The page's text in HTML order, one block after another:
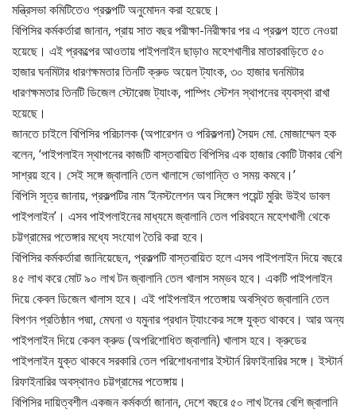
মন্ত্রিসভা কমিটিতেও প্রকল্পটি অনুমোদন করা হয়েছে।
বিপিসির কর্মকর্তারা জানান, প্রায় সাত বছর পরীক্ষা-নিরীক্ষার পর এ প্রকল্প হাতে নেওয়া
হয়েছে। এই প্রকল্পের আওতায় পাইপলাইন ছাড়াও মহেশখালীর মাতারবাড়িতে ৫০
হাজার ঘনমিটার ধারণক্ষমতার তিনটি ক্রুড অয়েল ট্যাংক, ৩০ হাজার ঘনমিটার
ধারণক্ষমতার তিনটি ডিজেল স্টোরেজ ট্যাংক, পাম্পিং স্টেশন স্থাপনের ব্যবস্থা রাখা
হয়েছে।
জানতে চাইলে বিপিসির পরিচালক (অপারেশন ও পরিকল্পনা) সৈয়দ মো. মোজাম্মেল হক
বলেন, ‘পাইপলাইন স্থাপনের কাজটি বাস্তবায়িত বিপিসির এক হাজার কোটি টাকার বেশি
সাশ্রয় হবে। সেই সঙ্গে জ্বালানি তেল খালাসে ভোগান্তি ও সময় কমবে।’
বিপিসি সূত্র জানায়, প্রকল্পটির নাম ‘ইনস্টলেশন অব সিঙ্গেল পয়েন্ট মুরিং উইথ ডাবল
পাইপলাইন’। এসব পাইপলাইনের মাধ্যমে জ্বালানি তেল পরিবহনে মহেশখালী থেকে
চট্টগ্রামের পতেঙ্গার মধ্যে সংযোগ তৈরি করা হবে।
বিপিসির কর্মকর্তারা জানিয়েছেন, প্রকল্পটি বাস্তবায়িত হলে এসব পাইপলাইন দিয়ে বছরে
৪৫ লাখ করে মোট ৯০ লাখ টন জ্বালানি তেল খালাস সম্ভব হবে। একটি পাইপলাইন
দিয়ে কেবল ডিজেল খালাস হবে। এই পাইপলাইন পতেঙ্গায় অবস্থিত জ্বালানি তেল
বিপণন প্রতিষ্ঠান পদ্মা, মেঘনা ও যমুনার প্রধান ট্যাংকের সঙ্গে যুক্ত থাকবে। আর অন্য
পাইপলাইন দিয়ে কেবল ক্রুড (অপরিশোধিত জ্বালানি) খালাস হবে। ক্রুডের
পাইপলাইন যুক্ত থাকবে সরকারি তেল পরিশোধনাগার ইস্টার্ন রিফাইনারির সঙ্গে। ইস্টার্ন
রিফাইনারির অবস্থানও চট্টগ্রামের পতেঙ্গায়।
বিপিসির দায়িত্বশীল একজন কর্মকর্তা জানান, দেশে বছরে ৫০ লাখ টনের বেশি জ্বালানি